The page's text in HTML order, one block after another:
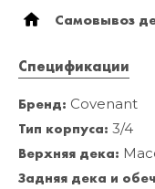
Самовывоз
Спецификации
Бренд: Covenant
Тип корпуса: 3/4
Верхняя дека:
Задняя дека и